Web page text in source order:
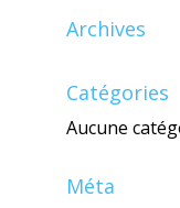
Archives
Catégories
Aucune
Méta